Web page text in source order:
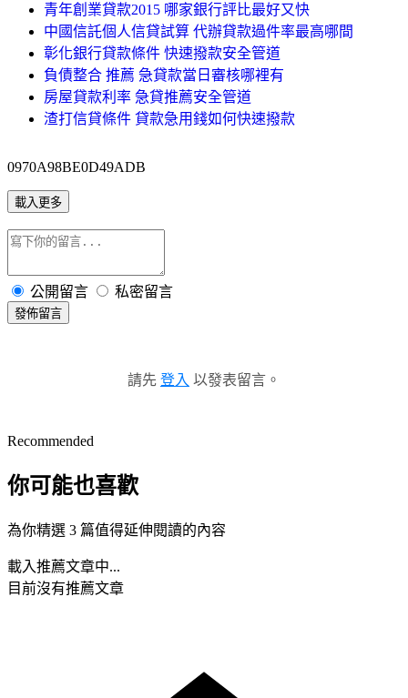
青年創業貸款2015 哪家銀行評比最好又快
中國信託個人信貸試算 代辦貸款過件率最高哪間
彰化銀行貸款條件 快速撥款安全管道
負債整合 推薦 急貸款當日審核哪裡有
房屋貸款利率 急貸推薦安全管道
渣打信貸條件 貸款急用錢如何快速撥款
0970A98BE0D49ADB
載入更多
公開留言 私密留言
發佈留言
請先 登入 以發表留言。
Recommended
你可能也喜歡
為你精選 3 篇值得延伸閱讀的內容
載入推薦文章中...
目前沒有推薦文章